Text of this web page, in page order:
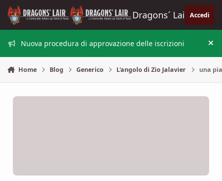
Vai al contenuto
Dragons´ Lair Accedi
Nuova procedura di approvazione delle iscrizioni
Home Blog Generico L'angolo di Zio Jalavier una